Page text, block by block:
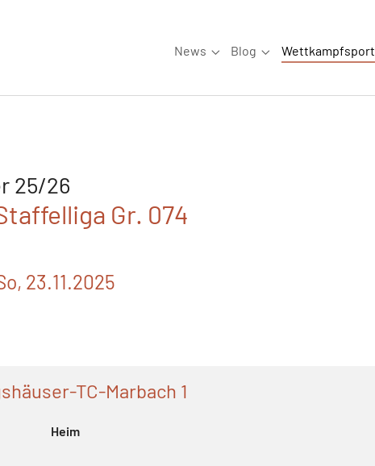
News
Submenu for "News"
Blog
Submenu for "Blog"
Wettkampfsport
25/26
Gr. 074
23.11.2025
TC-Marbach 1
Heim